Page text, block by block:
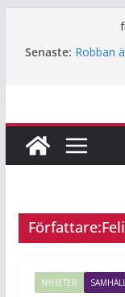
Senaste: Robban
också
Årets
tänka på
Häng
Författare:
NYHETER